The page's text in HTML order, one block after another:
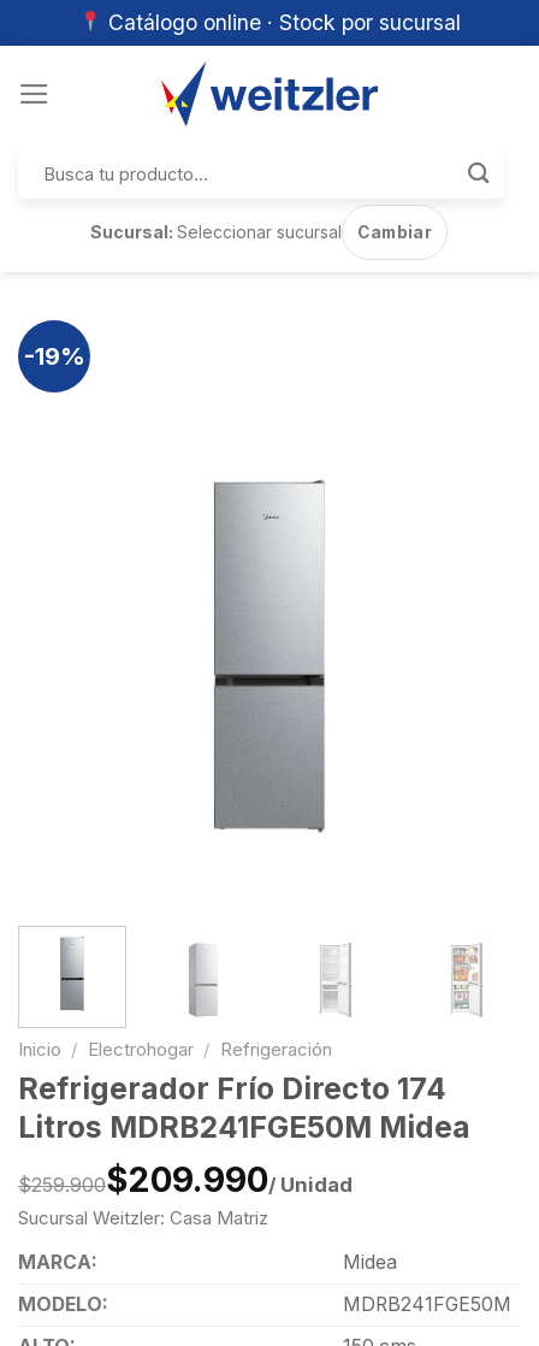
Catálogo online · Stock por sucursal
por:
Sucursal:Seleccionar sucursal Cambiar
-19%
Inicio / Electrohogar / Refrigeración
Refrigerador Frío Directo 174
Litros MDRB241FGE50M Midea
$259.900$209.990/ Unidad
Sucursal Weitzler: Casa Matriz
MARCA:
Midea
MODELO:
MDRB241FGE50M